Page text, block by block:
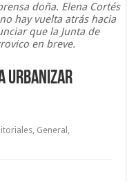
doña. Elena Cortés
hay vuelta atrás hacia
que la Junta de
en breve.
urbanizar
, General ,